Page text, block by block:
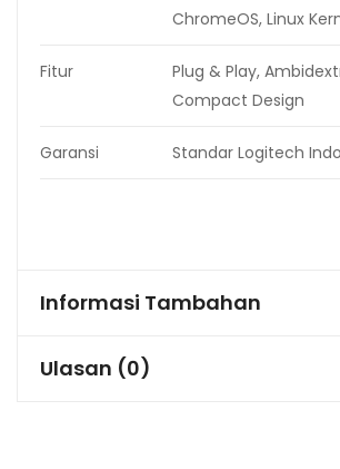
ChromeOS, Linux
Fitur
Plug & Play,
Compact Design
Garansi Standar Logitech
Informasi Tambahan
Ulasan (0)